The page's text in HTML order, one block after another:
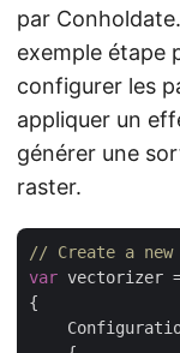
par
exemple étape
configurer les
appliquer un
générer une
raster.
// Create a new
var vectorizer
{